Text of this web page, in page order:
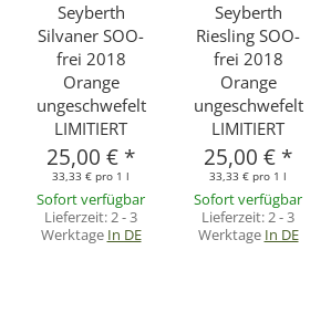
Seyberth
Silvaner SOO-
frei 2018
Orange
ungeschwefelt
LIMITIERT
25,00 € *
33,33 € pro 1 l
Sofort verfügbar
Lieferzeit:2 - 3
Werktage In DE
Seyberth
Riesling SOO-
frei 2018
Orange
ungeschwefelt
LIMITIERT
25,00 € *
33,33 € pro 1 l
Sofort verfügbar
Lieferzeit:2 - 3
Werktage In DE